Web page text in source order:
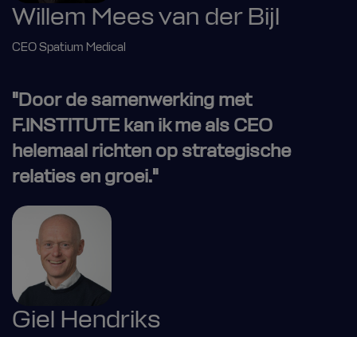
Willem Mees van der Bijl
CEO Spatium Medical
"Door de samenwerking met
F.INSTITUTE kan ik me als CEO
helemaal richten op strategische
relaties en groei."
Giel Hendriks